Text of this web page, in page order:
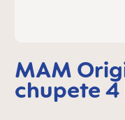
MAM
chupete 4